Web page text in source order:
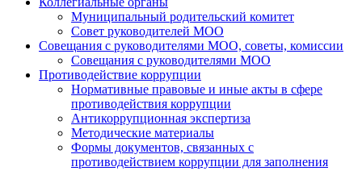
Муниципальный родительский комитет
Совет руководителей МОО
Совещания с руководителями МОО, советы, комиссии
Совещания с руководителями МОО
Противодействие коррупции
Нормативные правовые и иные акты в сфере
противодействия коррупции
Антикоррупционная экспертиза
Методические материалы
Формы документов, связанных с
противодействием коррупции для заполнения